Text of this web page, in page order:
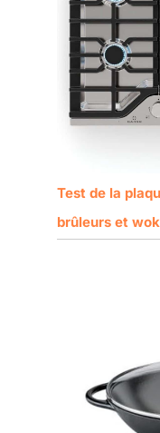
Test de la
brûleurs et